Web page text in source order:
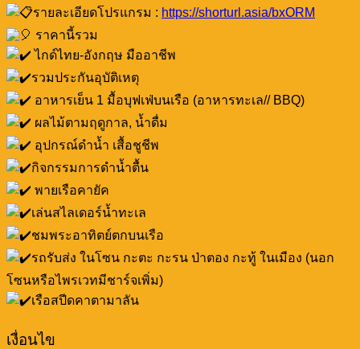
รายละเอียดโปรแกรม : https://shorturl.asia/bxORM
ราคานี้รวม
ไกด์ไทย-อังกฤษ มืออาชีพ
รวมประกันอุบัติเหตุ
อาหารเย็น 1 มื้อบุฟเฟ่บนเรือ (อาหารทะเล// BBQ)
ผลไม้ตามฤดูกาล, น้ำดื่ม
อุปกรณ์ดำน้ำ เสื้อชูชีพ
กิจกรรมการดำน้ำตื้น
พายเรือคายัค
เล่นสไลเดอร์น้ำทะเล
ชมพระอาทิตย์ตกบนเรือ
รถรับส่ง ในโซน กะตะ กะรน ป่าตอง กะทู้ ในเมือง (นอก
โซนหรือไพรเวทมีชาร์จเพิ่ม)
เรือสปีดคาตามาลัน
เงื่อนไข